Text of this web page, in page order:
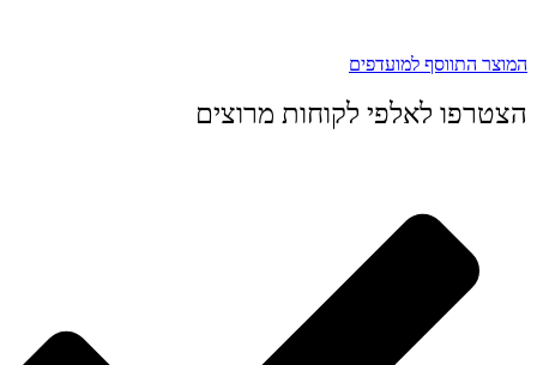
המוצר התווסף למועדפים
הצטרפו לאלפי לקוחות מרוצים